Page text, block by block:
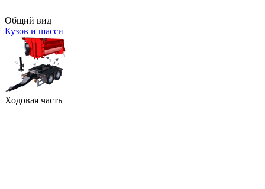
Общий вид
Кузов и шасси
Ходовая часть